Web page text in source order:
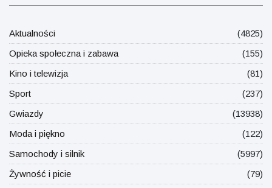
Aktualności
(4825)
Opieka społeczna i zabawa
(155)
Kino i telewizja
(81)
Sport
(237)
Gwiazdy
(13938)
Moda i piękno
(122)
Samochody i silnik
(5997)
Żywność i picie
(79)